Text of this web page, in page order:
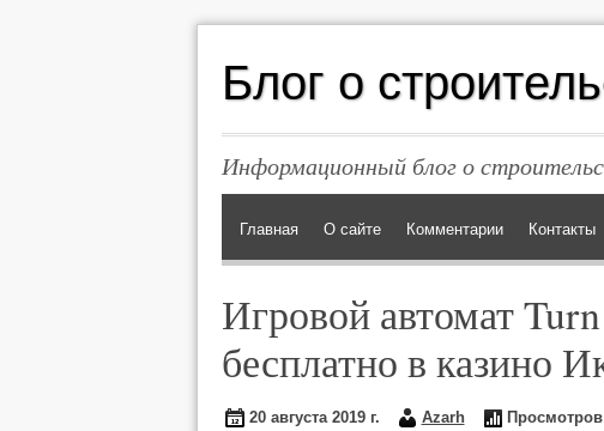
Блог о
Информационный блог о
Главная О сайте Комментарии Контакты
Игровой автомат
бесплатно в казино
20 августа 2019 г. Azarh